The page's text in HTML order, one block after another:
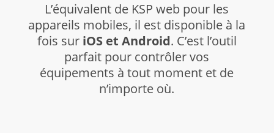
L’équivalent de KSP web pour les
appareils mobiles, il est disponible à la
fois suriOS et Android. C’est l’outil
parfait pour contrôler vos
équipements à tout moment et de
n’importe où.